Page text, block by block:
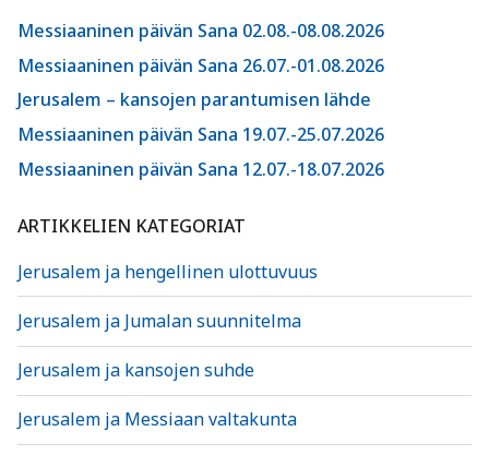
Messiaaninen päivän Sana 02.08.-08.08.2026
Messiaaninen päivän Sana 26.07.-01.08.2026
Jerusalem – kansojen parantumisen lähde
Messiaaninen päivän Sana 19.07.-25.07.2026
Messiaaninen päivän Sana 12.07.-18.07.2026
ARTIKKELIEN KATEGORIAT
Jerusalem ja hengellinen ulottuvuus
Jerusalem ja Jumalan suunnitelma
Jerusalem ja kansojen suhde
Jerusalem ja Messiaan valtakunta